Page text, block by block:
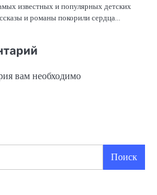
известных и популярных детских
и романы покорили сердца…
вам необходимо
Поиск